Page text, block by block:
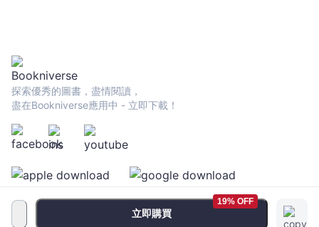
立即購買
19% OFF
探索優秀的圖書，盡情閱讀，
盡在Bookniverse應用中 - 立即下載！